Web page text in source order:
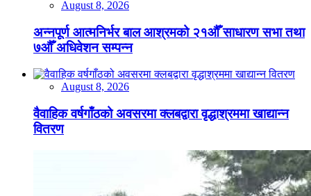
August 8, 2026
अन्नपूर्ण आत्मनिर्भर बाल आश्रमको २१औँ साधारण सभा तथा
७औँ अधिवेशन सम्पन्न
August 8, 2026
वैवाहिक वर्षगाँठको अवसरमा क्लबद्वारा वृद्धाश्रममा खाद्यान्न
वितरण